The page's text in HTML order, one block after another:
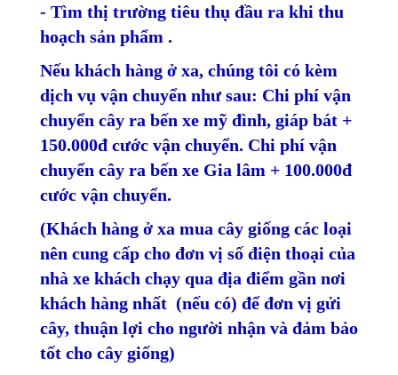
- Tìm thị trường tiêu thụ đầu ra khi thu
hoạch sản phẩm .
Nếu khách hàng ở xa, chúng tôi có kèm
dịch vụ vận chuyển như sau: Chi phí vận
chuyển cây ra bến xe mỹ đình, giáp bát +
150.000đ cước vận chuyển. Chi phí vận
chuyển cây ra bến xe Gia lâm + 100.000đ
cước vận chuyển.
(Khách hàng ở xa mua cây giống các loại
nên cung cấp cho đơn vị số điện thoại của
nhà xe khách chạy qua địa điểm gần nơi
khách hàng nhất (nếu có) để đơn vị gửi
cây, thuận lợi cho người nhận và đảm bảo
tốt cho cây giống)